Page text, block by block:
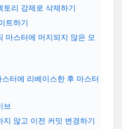
토리 강제로 삭제하기
트하기
마스터에 머지되지 않은 모
스터에 리베이스한 후 마스터
브
지 않고 이전 커밋 변경하기